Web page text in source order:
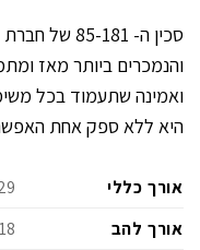
והנמכרים ביותר מאז
היא ללא ספק אחת
אורך כללי
29
אורך להב
18 ס"מ